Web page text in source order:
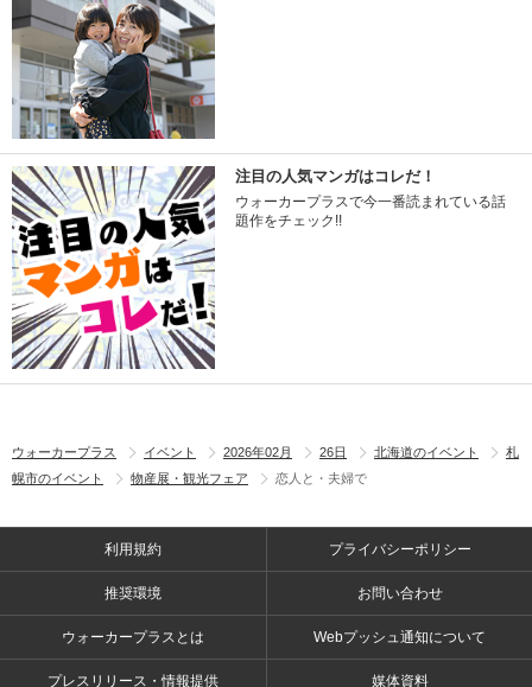
注目の人気マンガはコレだ！
ウォーカープラスで今一番読まれている話
題作をチェック!!
ウォーカープラス イベント 2026年02月 26日 北海道のイベント
札
幌市のイベント
物産展・観光フェア 恋人と・夫婦で
利用規約 プライバシーポリシー
推奨環境 お問い合わせ
ウォーカープラスとは Webプッシュ通知について
プレスリリース・情報提供 媒体資料